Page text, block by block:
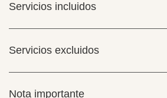
Servicios incluidos
Servicios excluidos
Nota importante